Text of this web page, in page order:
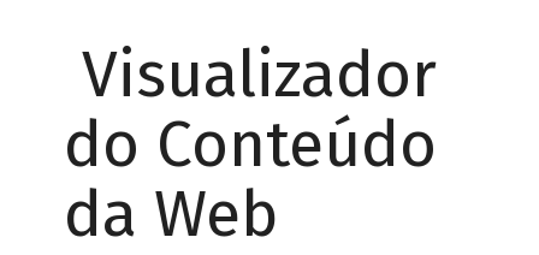
Visualizador
do Conteúdo
da Web